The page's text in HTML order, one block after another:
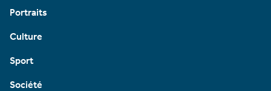
Portraits
Culture
Sport
Société